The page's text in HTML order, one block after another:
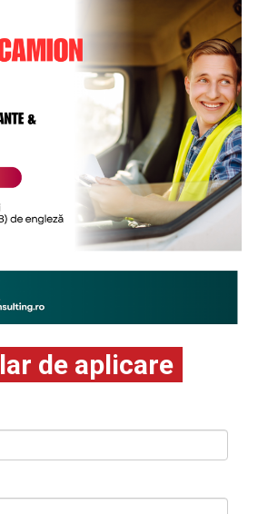
de aplicare